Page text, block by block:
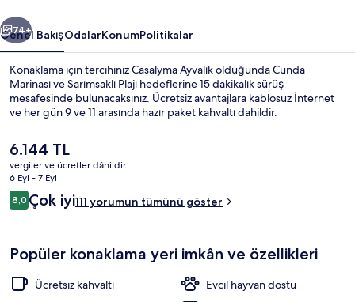
Resepsiyon
Sonraki
74+
Genel BakışOdalarKonumPolitikalar
Konaklama için tercihiniz Casalyma Ayvalık olduğunda Cunda
Marinası ve Sarımsaklı Plajı hedeflerine 15 dakikalık sürüş
mesafesinde bulunacaksınız. Ücretsiz avantajlara kablosuz İnternet
ve her gün 9 ve 11 arasında hazır paket kahvaltı dahildir.
Şu
anki
fiyat
6.144 TL
6.144 TL
vergiler ve ücretler dâhildir
6 Eyl - 7 Eyl
Yorumlar
8,08,0/10
Çok iyi111 yorumun tümünü göster
Popüler konaklama yeri imkân ve özellikleri
Ücretsiz kahvaltı
Evcil hayvan dostu